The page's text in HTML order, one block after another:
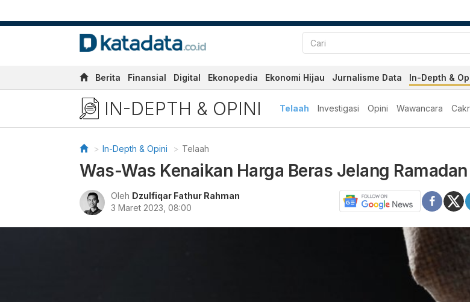
Berita Finansial Digital Ekonopedia Ekonomi Hijau Jurnalisme Data In-Depth &
IN-DEPTH & OPINI Telaah Investigasi Opini Wawancara
In-Depth & Opini Telaah
Was-Was Kenaikan Harga Beras Jelang Ramadan
Oleh Dzulfiqar Fathur Rahman
3 Maret 2023, 08:00